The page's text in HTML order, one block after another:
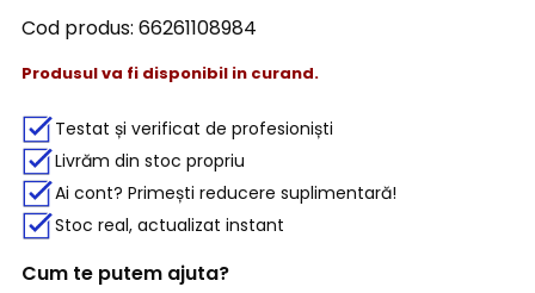
Cod produs: 66261108984
Produsul va fi disponibil in curand.
Testat și verificat de profesioniști
Livrăm din stoc propriu
Ai cont? Primești reducere suplimentară!
Stoc real, actualizat instant
Cum te putem ajuta?